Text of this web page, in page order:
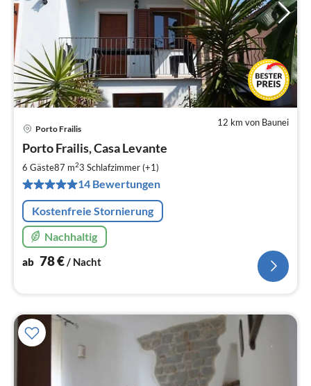
12 km von Baunei
Porto Frailis
Porto Frailis, Casa Levante
6 Gäste87 m23 Schlafzimmer (+1)
14 Bewertungen
Kostenfreie Stornierung
Nachhaltig
ab 78€/ Nacht